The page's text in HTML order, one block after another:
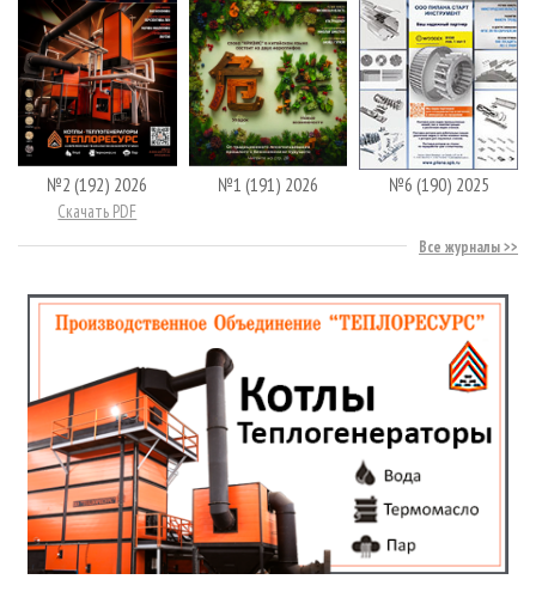
№2 (192) 2026
Скачать PDF
№1 (191) 2026 №6 (190) 2025
Все журналы